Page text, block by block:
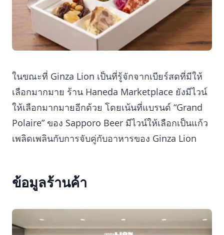
ในขณะที่ Ginza Lion เป็นที่รู้จักจากเบียร์สดที่มีให้
เลือกมากมาย ร้าน Haneda Marketplace ยังมีไวน์
ให้เลือกมากมายอีกด้วย โดยเน้นที่แบรนด์ “Grand
Polaire” ของ Sapporo Beer มีไวน์ให้เลือกเป็นแก้ว
เพลิดเพลินกับการจับคู่กับอาหารของ Ginza Lion
ข้อมูลร้านค้า